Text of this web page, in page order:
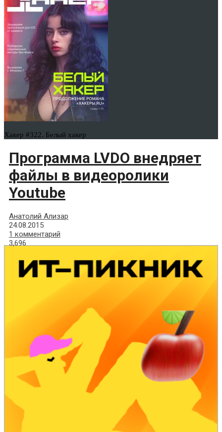
Хакер #322. Белый хакер
Программа LVDO внедряет
файлы в видеоролики
Youtube
Анатолий Ализар
24.08.2015
1 комментарий
3,696